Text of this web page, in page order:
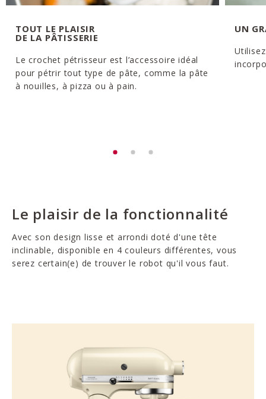
TOUT LE PLAISIR
DE LA PÂTISSERIE
Le crochet pétrisseur est l’accessoire idéal
pour pétrir tout type de pâte, comme la pâte
à nouilles, à pizza ou à pain.
UN
Le plaisir de la fonctionnalité
Avec son design lisse et arrondi doté d'une tête
inclinable, disponible en 4 couleurs différentes, vous
serez certain(e) de trouver le robot qu'il vous faut.